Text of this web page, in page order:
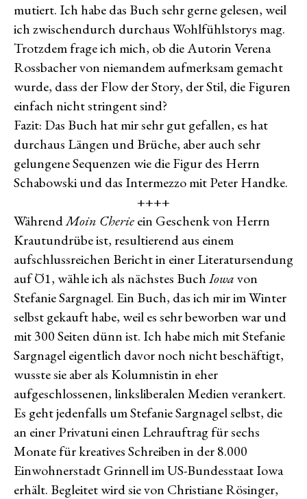
mutiert. Ich habe das Buch sehr gerne gelesen, weil
ich zwischendurch durchaus Wohlfühlstorys mag.
Trotzdem frage ich mich, ob die Autorin Verena
Rossbacher von niemandem aufmerksam gemacht
wurde, dass der Flow der Story, der Stil, die Figuren
einfach nicht stringent sind?
Fazit: Das Buch hat mir sehr gut gefallen, es hat
durchaus Längen und Brüche, aber auch sehr
gelungene Sequenzen wie die Figur des Herrn
Schabowski und das Intermezzo mit Peter Handke.
++++
WährendMoin Cherieein Geschenk von Herrn
Krautundrübe ist, resultierend aus einem
aufschlussreichen Bericht in einer Literatursendung
auf Ö1, wähle ich als nächstes BuchIowavon
Stefanie Sargnagel. Ein Buch, das ich mir im Winter
selbst gekauft habe, weil es sehr beworben war und
mit 300 Seiten dünn ist. Ich habe mich mit Stefanie
Sargnagel eigentlich davor noch nicht beschäftigt,
wusste sie aber als Kolumnistin in eher
aufgeschlossenen, linksliberalen Medien verankert.
Es geht jedenfalls um Stefanie Sargnagel selbst, die
an einer Privatuni einen Lehrauftrag für sechs
Monate für kreatives Schreiben in der 8.000
Einwohnerstadt Grinnell im US-Bundesstaat Iowa
erhält. Begleitet wird sie von Christiane Rösinger,